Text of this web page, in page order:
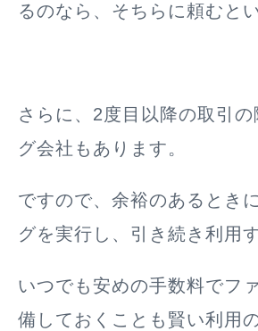
るのなら、そちらに頼むと
さらに、2度目以降の取引
グ会社もあります。
ですので、余裕のあるとき
グを実行し、引き続き利用
いつでも安めの手数料でフ
備しておくことも賢い利用